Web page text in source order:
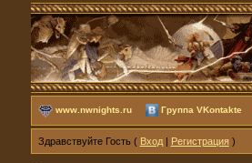
www.nwnights.ru Группа VKontakte
Здравствуйте Гость ( Вход| Регистрация)